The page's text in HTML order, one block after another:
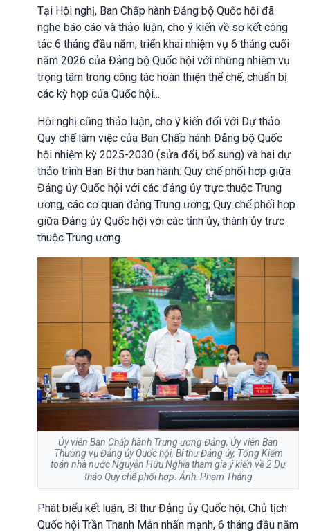
Tại Hội nghị, Ban Chấp hành Đảng bộ Quốc hội đã
nghe báo cáo và thảo luận, cho ý kiến về sơ kết công
tác 6 tháng đầu năm, triển khai nhiệm vụ 6 tháng cuối
năm 2026 của Đảng bộ Quốc hội với những nhiệm vụ
trọng tâm trong công tác hoàn thiện thể chế, chuẩn bị
các kỳ họp của Quốc hội...
Hội nghị cũng thảo luận, cho ý kiến đối với Dự thảo
Quy chế làm việc của Ban Chấp hành Đảng bộ Quốc
hội nhiệm kỳ 2025-2030 (sửa đổi, bổ sung) và hai dự
thảo trình Ban Bí thư ban hành: Quy chế phối hợp giữa
Đảng ủy Quốc hội với các đảng ủy trực thuộc Trung
ương, các cơ quan đảng Trung ương; Quy chế phối hợp
giữa Đảng ủy Quốc hội với các tỉnh ủy, thành ủy trực
thuộc Trung ương.
Ủy viên Ban Chấp hành Trung ương Đảng, Ủy viên Ban
Thường vụ Đảng ủy Quốc hội, Bí thư Đảng ủy, Tổng Kiểm
toán nhà nước Nguyễn Hữu Nghĩa tham gia ý kiến về 2 Dự
thảo Quy chế phối hợp. Ảnh: Phạm Thắng
Phát biểu kết luận, Bí thư Đảng ủy Quốc hội, Chủ tịch
Quốc hội Trần Thanh Mẫn nhấn mạnh, 6 tháng đầu năm